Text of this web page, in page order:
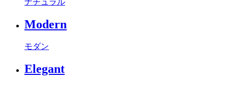
ナチュラル
Modern
モダン
Elegant